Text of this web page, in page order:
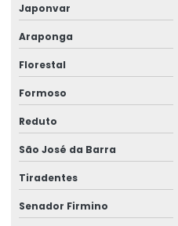
Japonvar
Araponga
Florestal
Formoso
Reduto
São José da Barra
Tiradentes
Senador Firmino